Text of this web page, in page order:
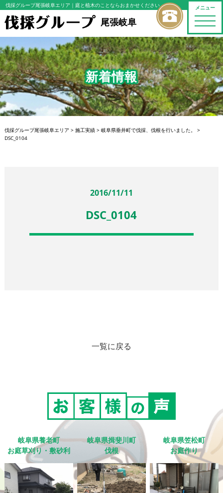
メニュー
toggle
伐採グループ尾張岐阜エリア ｜庭と植木のことならおまかせください
尾張岐阜
新着情報
伐採グループ尾張岐阜エリア > 施工実績> 岐阜県垂井町で伐採、伐根を行いました。
>
DSC_0104
2016/11/11
DSC_0104
一覧に戻る
岐阜県養老町
お庭草刈り・敷砂利
岐阜県揖斐川町
伐根
岐阜県笠松町
お庭作り